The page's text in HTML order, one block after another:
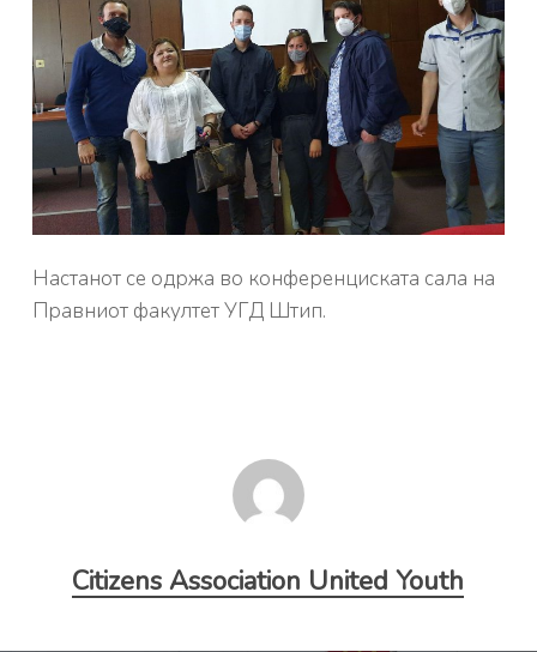
Настанот се одржа во конференциската сала на
Правниот факултет УГД Штип.
Citizens Association United Youth